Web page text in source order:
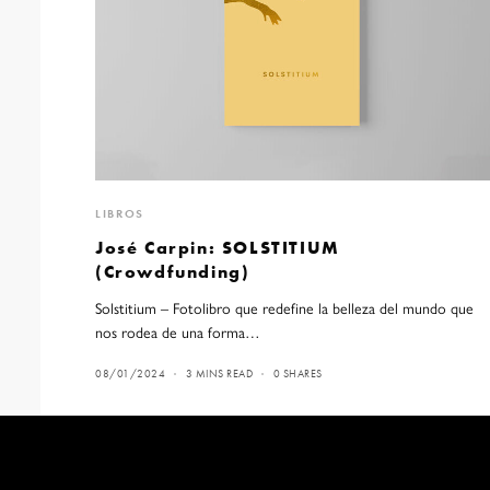
LIBROS
José Carpin: SOLSTITIUM
(Crowdfunding)
Solstitium – Fotolibro que redefine la belleza del mundo que
nos rodea de una forma…
08/01/2024 3 MINS READ 0 SHARES